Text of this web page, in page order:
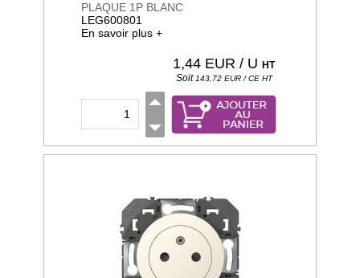
PLAQUE 1P BLANC
LEG600801
En savoir plus +
1,44 EUR / U HT
Soit 143,72 EUR / CE HT